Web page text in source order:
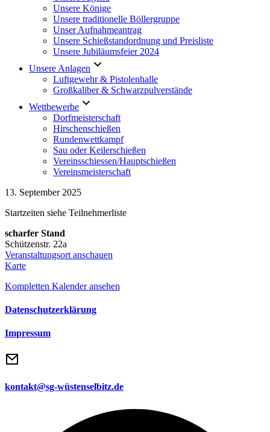
Unsere Könige
Unsere traditionelle Böllergruppe
Unser Aufnahmeantrag
Unsere Schießstandordnung und Preisliste
Unsere Jubiläumsfeier 2024
Unsere Anlagen
Luftgewehr & Pistolenhalle
Großkaliber & Schwarzpulverstände
Wettbewerbe
Dorfmeisterschaft
Hirschenschießen
Rundenwettkampf
Sau oder Keilerschießen
Vereinsschiessen/Hauptschießen
Vereinsmeisterschaft
Vereinsmeisterschaft
Pist./Rev.
13. September 2025
Startzeiten siehe Teilnehmerliste
scharfer Stand
Schützenstr. 22a
Veranstaltungsort anschauen
Kartescharfer
Kompletten Kalender ansehen
Datenschutzerklärung
Impressum
kontakt@sg-wüstenselbitz.de